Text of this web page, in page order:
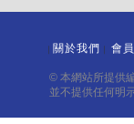
關於我們 會
© 本網站所提供
並不提供任何明